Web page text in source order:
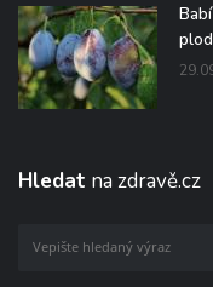
Hledat na zdravě.cz